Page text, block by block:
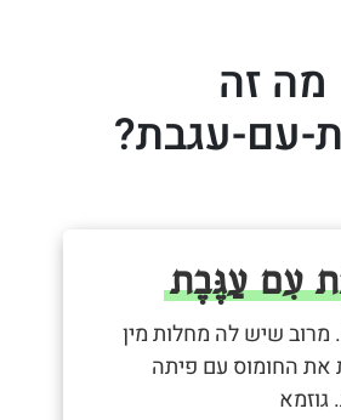
מה זה
עם-עגבת?
עִם עַגֶּבֶת
מרוב שיש לה מחלות מין
את החומוס עם פיתה